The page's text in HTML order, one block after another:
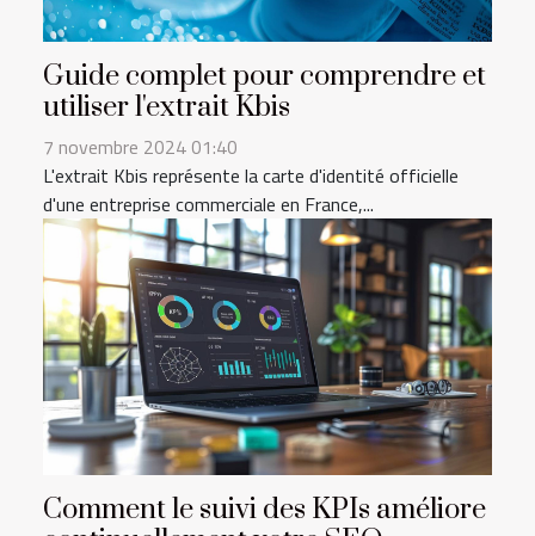
Guide complet pour comprendre et
utiliser l'extrait Kbis
7 novembre 2024 01:40
L'extrait Kbis représente la carte d'identité officielle
d'une entreprise commerciale en France,...
Comment le suivi des KPIs améliore